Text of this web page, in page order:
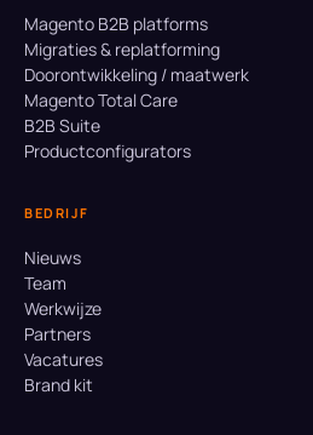
Magento B2B platforms
Migraties & replatforming
Doorontwikkeling / maatwerk
Magento Total Care
B2B Suite
Productconfigurators
BEDRIJF
Nieuws
Team
Werkwijze
Partners
Vacatures
Brand kit